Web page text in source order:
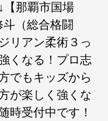
【那覇市国場
（総合格闘
リアン柔術３っ
くなる！プロ志
でもキッズから
が楽しく強くな
時受付中です！